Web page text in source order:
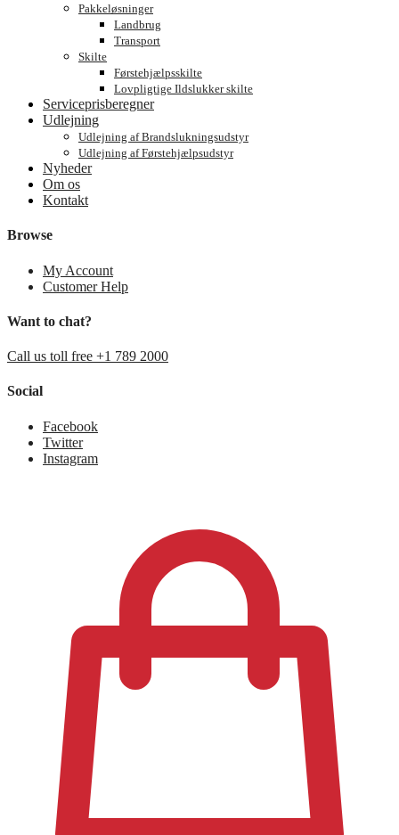
Pakkeløsninger
Landbrug
Transport
Skilte
Førstehjælpsskilte
Lovpligtige Ildslukker skilte
Serviceprisberegner
Udlejning
Udlejning af Brandslukningsudstyr
Udlejning af Førstehjælpsudstyr
Nyheder
Om os
Kontakt
Browse
My Account
Customer Help
Want to chat?
Call us toll free +1 789 2000
Social
Facebook
Twitter
Instagram